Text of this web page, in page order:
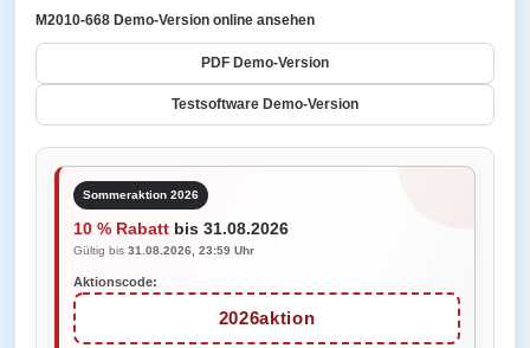
M2010-668 Demo-Version online ansehen
PDF Demo-Version
Testsoftware Demo-Version
Sommeraktion 2026
10 % Rabatt bis 31.08.2026
Gültig bis 31.08.2026, 23:59 Uhr
Aktionscode:
2026aktion